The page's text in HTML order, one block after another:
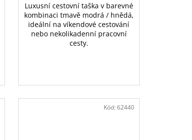
Luxusní cestovní taška v barevné
kombinaci tmavě modrá / hnědá,
ideální na víkendové cestování
nebo nekolikadenní pracovní
cesty.
Kód: 62440